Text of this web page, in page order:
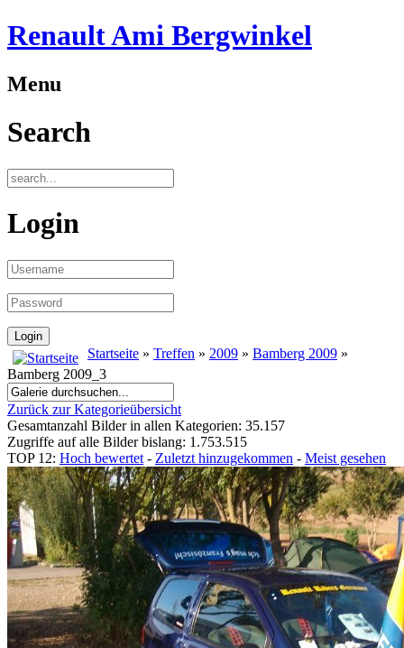
Renault Ami Bergwinkel
Menu
Search
Login
Startseite » Treffen » 2009 » Bamberg 2009 »
Bamberg 2009_3
Zurück zur Kategorieübersicht
Gesamtanzahl Bilder in allen Kategorien: 35.157
Zugriffe auf alle Bilder bislang: 1.753.515
TOP 12: Hoch bewertet - Zuletzt hinzugekommen - Meist gesehen